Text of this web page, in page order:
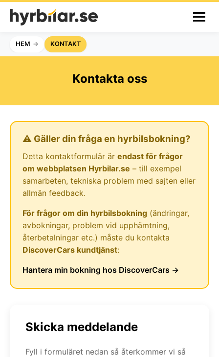
HEM KONTAKT
Kontakta oss
⚠️ Gäller din fråga en hyrbilsbokning?
Detta kontaktformulär är endast för frågor
om webbplatsen Hyrbilar.se – till exempel
samarbeten, tekniska problem med sajten eller
allmän feedback.
För frågor om din hyrbilsbokning (ändringar,
avbokningar, problem vid upphämtning,
återbetalningar etc.) måste du kontakta
DiscoverCars kundtjänst:
Hantera min bokning hos DiscoverCars →
Skicka meddelande
Fyll i formuläret nedan så återkommer vi så